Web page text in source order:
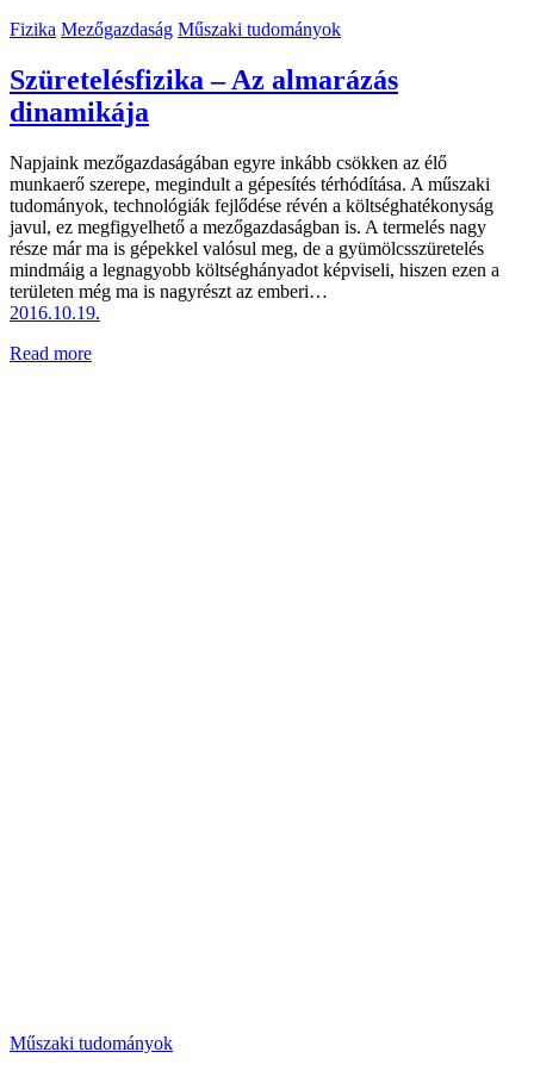
Fizika Mezőgazdaság Műszaki tudományok
Szüretelésfizika – Az almarázás
dinamikája
Napjaink mezőgazdaságában egyre inkább csökken az élő
munkaerő szerepe, megindult a gépesítés térhódítása. A műszaki
tudományok, technológiák fejlődése révén a költséghatékonyság
javul, ez megfigyelhető a mezőgazdaságban is. A termelés nagy
része már ma is gépekkel valósul meg, de a gyümölcsszüretelés
mindmáig a legnagyobb költséghányadot képviseli, hiszen ezen a
területen még ma is nagyrészt az emberi…
2016.10.19.
Read more
Műszaki tudományok